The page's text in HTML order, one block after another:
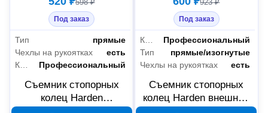
598 ₽
Под заказ
Тип
прямые
Чехлы на рукоятках
есть
Профессиональный
Съемник стопорных
колец Harden
923 ₽
Под заказ
Класс товара
Профессиональный
Тип
прямые/изогнутые
Чехлы на рукоятках
есть
Съемник стопорных
колец Harden внешний